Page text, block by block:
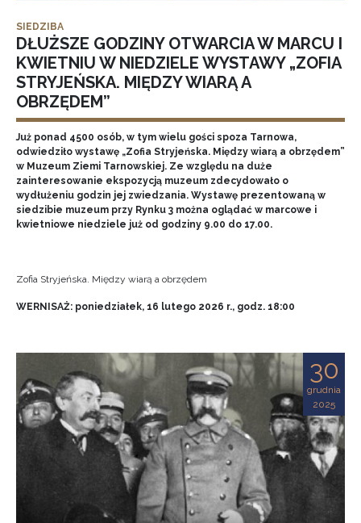
SIEDZIBA
DŁUŻSZE GODZINY OTWARCIA W MARCU I
KWIETNIU W NIEDZIELE WYSTAWY „ZOFIA
STRYJEŃSKA. MIĘDZY WIARĄ A
OBRZĘDEM”
Już ponad 4500 osób, w tym wielu gości spoza Tarnowa,
odwiedziło wystawę „Zofia Stryjeńska. Między wiarą a obrzędem”
w Muzeum Ziemi Tarnowskiej. Ze względu na duże
zainteresowanie ekspozycją muzeum zdecydowało o
wydłużeniu godzin jej zwiedzania. Wystawę prezentowaną w
siedzibie muzeum przy Rynku 3 można oglądać w marcowe i
kwietniowe niedziele już od godziny 9.00 do 17.00.
Zofia Stryjeńska. Między wiarą a obrzędem
WERNISAŻ: poniedziałek, 16 lutego 2026 r., godz. 18:00
30
grudnia
2025